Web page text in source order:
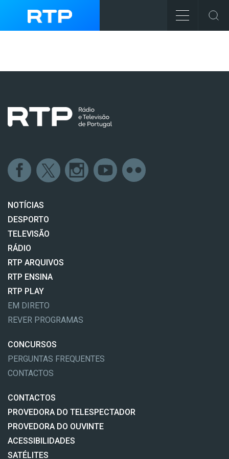
NOTÍCIAS
DESPORTO
TELEVISÃO
RÁDIO
RTP ARQUIVOS
RTP ENSINA
RTP PLAY
EM DIRETO
REVER PROGRAMAS
CONCURSOS
PERGUNTAS FREQUENTES
CONTACTOS
CONTACTOS
PROVEDORA DO TELESPECTADOR
PROVEDORA DO OUVINTE
ACESSIBILIDADES
SATÉLITES